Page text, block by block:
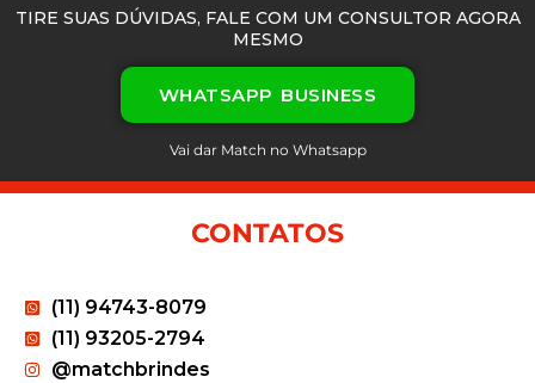
TIRE SUAS DÚVIDAS, FALE COM UM CONSULTOR AGORA
MESMO
WHATSAPP BUSINESS
Vai dar Match no Whatsapp
CONTATOS
(11) 94743-8079
(11) 93205-2794
@matchbrindes